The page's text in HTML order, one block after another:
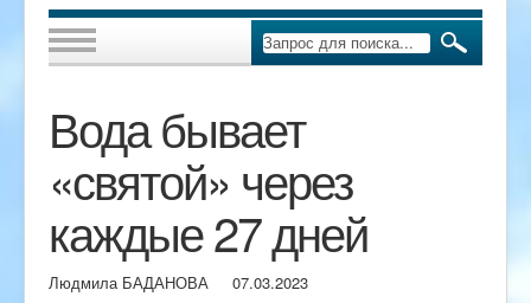
Вода бывает
«святой» через
каждые 27 дней
Людмила БАДАНОВА
07.03.2023